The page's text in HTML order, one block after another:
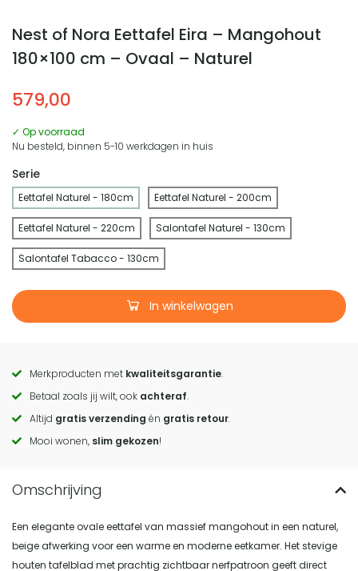
Nest of Nora Eettafel Eira – Mangohout
180×100 cm – Ovaal – Naturel
579,00
✓ Op voorraad
Nu besteld, binnen 5-10 werkdagen in huis
Serie
Eettafel Naturel - 180cm Eettafel Naturel - 200cm
Eettafel Naturel - 220cm Salontafel Naturel - 130cm
Salontafel Tabacco - 130cm
In winkelwagen
Call
to
actions
Merkproducten met kwaliteitsgarantie.
Betaal zoals jij wilt, ook achteraf.
Altijd gratis verzending én gratis retour.
Mooi wonen, slim gekozen!
Een elegante ovale eettafel van massief mangohout in een naturel,
beige afwerking voor een warme en moderne eetkamer. Het stevige
houten tafelblad met prachtig zichtbaar nerfpatroon geeft direct